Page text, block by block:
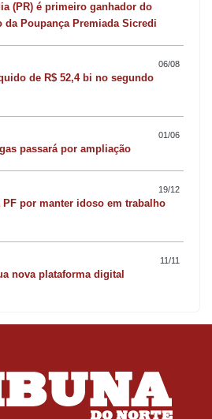
(PR) é primeiro ganhador do
da Poupança Premiada Sicredi
06/08
de R$ 52,4 bi no segundo
01/06
passará por ampliação
19/12
por manter idoso em trabalho
11/11
nova plataforma digital